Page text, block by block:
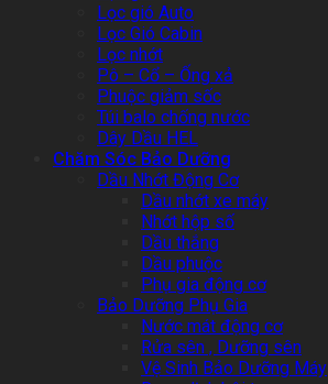
Lọc gió Auto
Lọc Gió Cabin
Lọc nhớt
Pô – Cổ – Ống xả
Phuộc giảm sốc
Túi balo chống nước
Dây Dầu HEL
Chăm Sóc Bảo Dưỡng
Dầu Nhớt Động Cơ
Dầu nhớt xe máy
Nhớt hộp số
Dầu thắng
Dầu phuộc
Phụ gia động cơ
Bảo Dưỡng Phụ Gia
Nước mát động cơ
Rửa sên , Dưỡng sên
Vệ Sinh Bảo Dưỡng Máy